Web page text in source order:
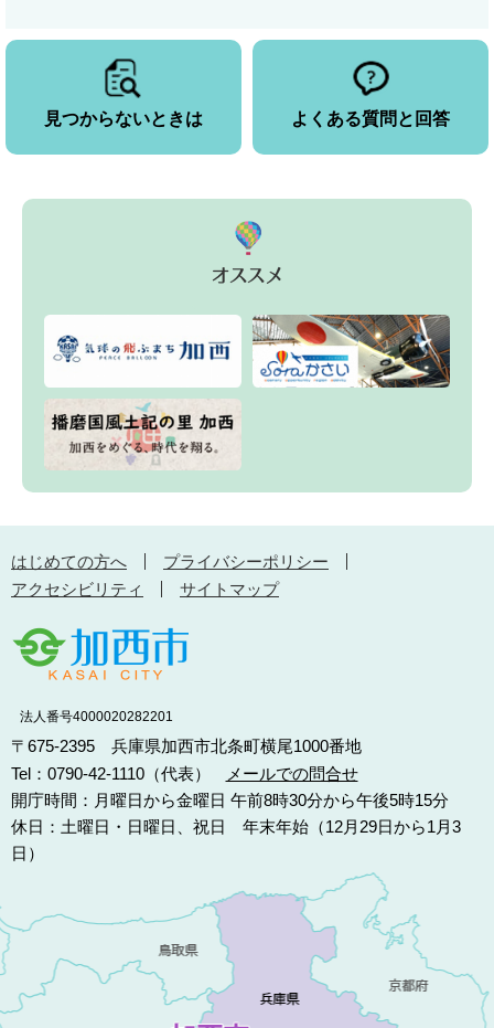
見つからないときは よくある質問と回答
はじめての方へ
プライバシーポリシー
アクセシビリティ
サイトマップ
法人番号4000020282201
〒675-2395 兵庫県加西市北条町横尾1000番地
Tel：0790-42-1110（代表）
メールでの問合せ
開庁時間：月曜日から金曜日 午前8時30分から午後5時15分
休日：土曜日・日曜日、祝日 年末年始（12月29日から1月3
日）